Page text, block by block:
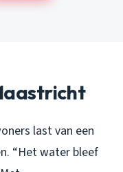
last van een
“Het water bleef